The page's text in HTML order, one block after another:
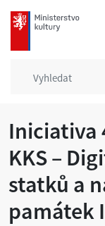
mkcr.cz
Iniciativa
KKS –
statků a
památek I